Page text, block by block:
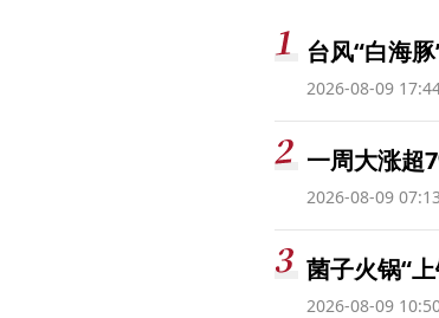
台风“白海
2026-08-09
一周大涨超
2026-08-09
菌子火锅“
2026-08-09